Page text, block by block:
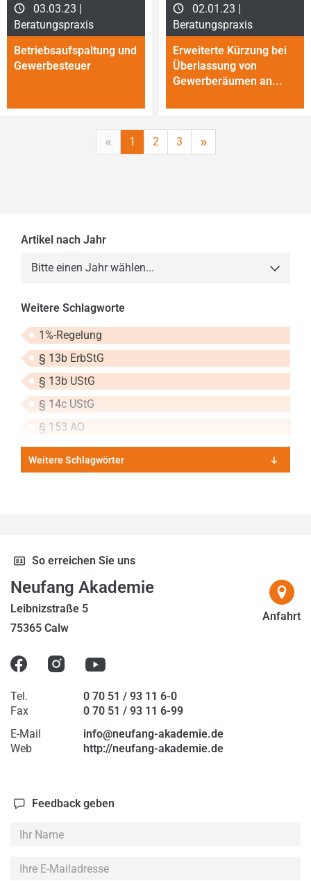
03.03.23 |
Beratungspraxis
Betriebsaufspaltung und
Gewerbesteuer
02.01.23 |
Beratungspraxis
Erweiterte Kürzung bei
Überlassung von
Gewerberäumen an...
« 1 2 3 »
Artikel nach Jahr
Bitte einen Jahr wählen...
2015
2016
2017
2018
2019
2020
2023
2024
2025
2026
Weitere Schlagworte
1%-Regelung
§ 13b ErbStG
§ 13b UStG
§ 14c UStG
§ 153 AO
Weitere Schlagwörter
Feedback geben
Ihr
Ihre
So erreichen Sie uns
Neufang Akademie
Leibnizstraße 5
75365 Calw
Anfahrt
Tel.
0 70 51 / 93 11 6-0
Fax
0 70 51 / 93 11 6-99
E-Mail
info@neufang-akademie.de
Web
http://neufang-akademie.de